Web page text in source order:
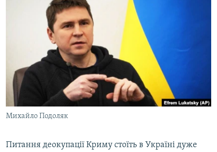
ВСЕ ЗА ДЕНЬ
СПЕЦПРОЕКТИ
ДЕПОРТАЦІЯ
ВІДЕОУРОКИ «ELIFBE»
СВІДЧЕННЯ ОКУПАЦІЇ
УКРАЇНСЬКА ПРОБЛЕМА КРИМУ
ІНФОГРАФІКА
ЯК ОБІЙТИ БЛОКУВАННЯ
Русский
Qırımtatar
ДОЛУЧАЙСЯ!
Михайло Подоляк
Питання деокупації Криму стоїть в Україні дуже